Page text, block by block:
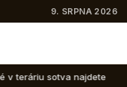
9. SRPNA 2026
Suchozemské